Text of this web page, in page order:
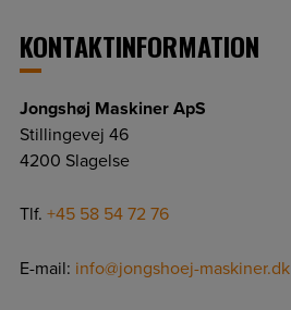
KONTAKTINFORMATION
Jongshøj Maskiner ApS
Stillingevej 46
4200 Slagelse
Tlf. +45 58 54 72 76
E-mail: info@jongshoej-maskiner.dk